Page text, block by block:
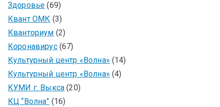
Здоровье (69)
Квант ОМК (3)
Кванториум (2)
Коронавирус(67)
Культурный центр «Волна» (14)
Культурный центр «Волна» (4)
КУМИ г. Выкса (20)
КЦ “Волна” (16)